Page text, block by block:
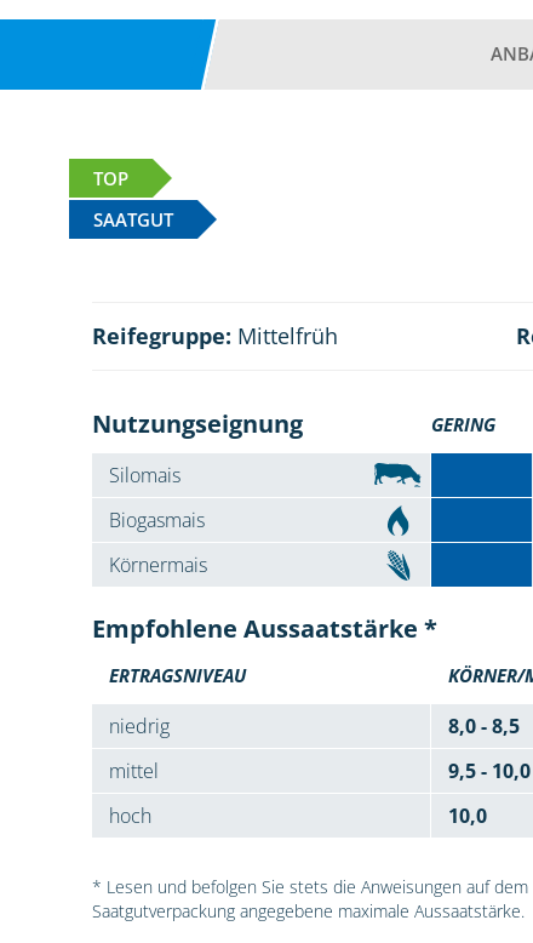
TOP
SAATGUT
Reifegruppe: Mittelfrüh
Nutzungseignung GERING
Silomais
Biogasmais
Körnermais
Empfohlene Aussaatstärke *
ERTRAGSNIVEAU KÖRNER/
niedrig
8,0 - 8,5
mittel
9,5 - 10,0
hoch
10,0
* Lesen und befolgen Sie stets die Anweisungen auf
Saatgutverpackung angegebene maximale Aussaatstärke.